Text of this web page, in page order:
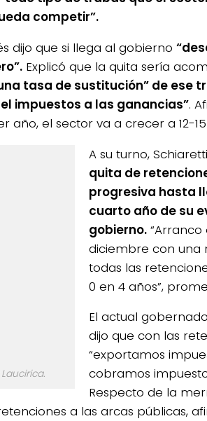
competir”.
dijo que si llega al gobierno
Explicó que la quita sería
tasa de sustitución” de ese
impuestos a las ganancias”.
año, el sector va a crecer a 12-
A su turno, Schiaretti
quita de
progresiva hasta
cuarto año de su
gobierno. “Arranco
diciembre con una
todas las
0 en 4 años”,
El actual
dijo que con las
“exportamos
cobramos
Respecto de la
a las arcas públicas,